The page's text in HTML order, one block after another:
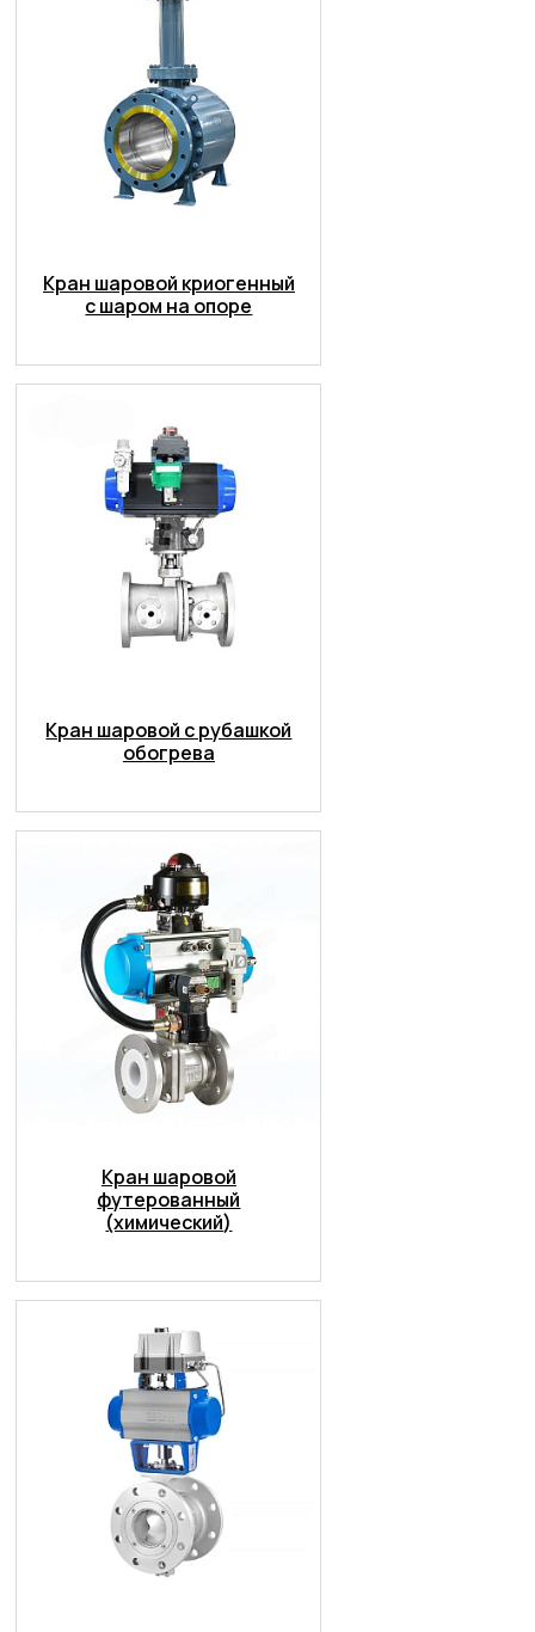
Кран шаровой криогенный
с шаром на опоре
Кран шаровой с рубашкой
обогрева
Кран шаровой
футерованный
(химический)